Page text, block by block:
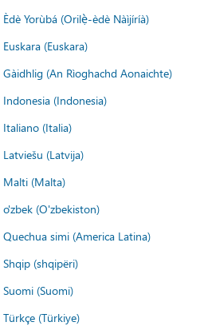
Èdè Yorùbá (Orilẹ̀-èdè Nàìjíríà)
Euskara (Euskara)
Gàidhlig (An Rìoghachd Aonaichte)
Indonesia (Indonesia)
Italiano (Italia)
Latviešu (Latvija)
Malti (Malta)
o'zbek (O'zbekiston)
Quechua simi (America Latina)
Shqip (shqipëri)
Suomi (Suomi)
Türkçe (Türkiye)